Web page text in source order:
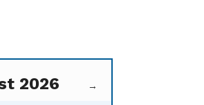
2026 →